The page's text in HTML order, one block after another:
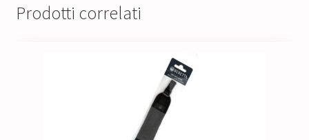
Prodotti correlati